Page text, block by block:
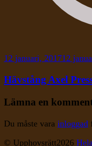
12 januari, 201712
Hävstång Axel
Lämna en
Du måste vara inloggad
© Upphovsrätt2026